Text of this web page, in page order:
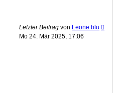
Letzter Beitrag von Leone blu
Mo 24. Mär 2025, 17:06